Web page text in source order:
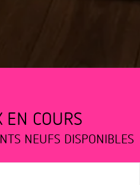
EN COURS
NEUFS DISPONIBLES